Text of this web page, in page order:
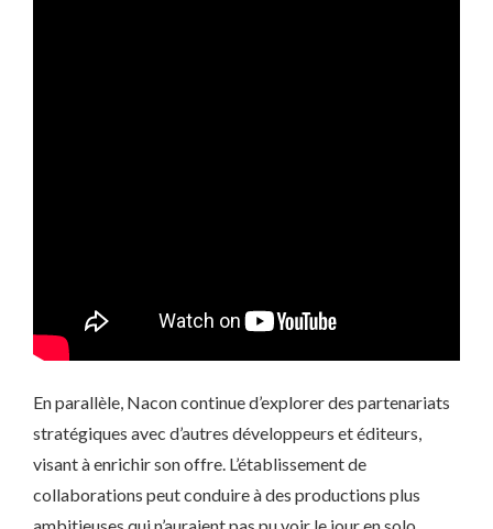
En parallèle, Nacon continue d’explorer des partenariats
stratégiques avec d’autres développeurs et éditeurs,
visant à enrichir son offre. L’établissement de
collaborations peut conduire à des productions plus